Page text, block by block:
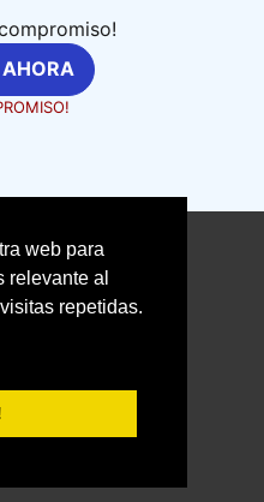
web para
relevante al
repetidas.